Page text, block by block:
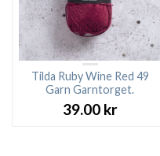
Tilda Ruby Wine Red 49
Garn Garntorget.
39.00 kr